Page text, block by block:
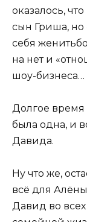
оказалось,
сын Гриша, но
себя
на нет и
шоу-бизнеса…
Долгое время
была одна, и
Давида.
Ну что же,
всё для Алёны
Давид во